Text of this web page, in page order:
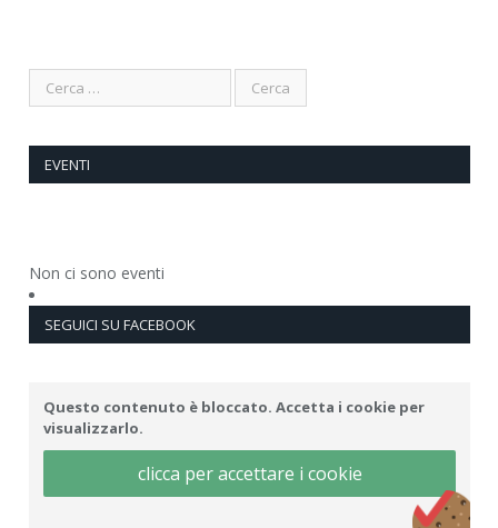
EVENTI
Non ci sono eventi
SEGUICI SU FACEBOOK
Questo contenuto è bloccato. Accetta i cookie per
visualizzarlo.
clicca per accettare i cookie